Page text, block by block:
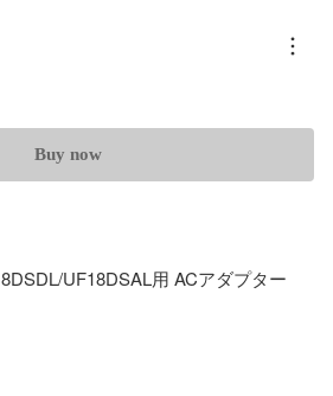
Buy now
UF18DSAL用 ACアダプター